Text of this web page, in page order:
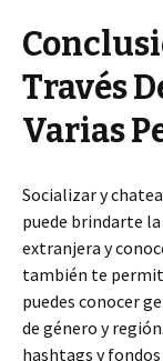
Través
Varias
Socializar y
puede brindarte
extranjera y
también te
puedes conocer
de género y
hashtags y